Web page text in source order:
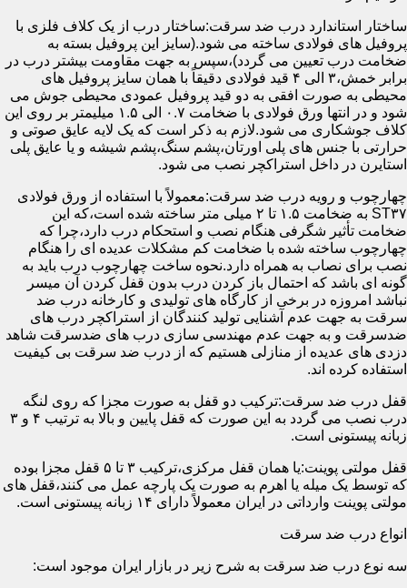
ساختار استاندارد درب ضد سرقت:ساختار درب از یک کلاف فلزی با
پروفیل های فولادی ساخته می شود.(سایز این پروفیل بسته به
ضخامت درب تعیین می گردد)،سپس به جهت مقاومت بیشتر درب در
برابر خمش،۳ الی ۴ قید فولادی دقیقاً با همان سایز پروفیل های
محیطی به صورت افقی به دو قید پروفیل عمودی محیطی جوش می
شود و در انتها ورق فولادی با ضخامت ۰.۷ الی ۱.۵ میلیمتر بر روی این
کلاف جوشکاری می شود.لازم به ذکر است که یک لایه عایق صوتی و
حرارتی با جنس های پلی اورتان،پشم سنگ،پشم شیشه و یا عایق پلی
استایرن در داخل استراکچر نصب می شود.
چهارچوب و رویه درب ضد سرقت:معمولاً با استفاده از ورق فولادی
ST۳۷ به ضخامت ۱.۵ تا ۲ میلی متر ساخته شده است،که این
ضخامت تأثیر شگرفی هنگام نصب و استحکام درب دارد،چرا که
چهارچوب ساخته شده با ضخامت کم مشکلات عدیده ای را هنگام
نصب برای نصاب به همراه دارد.نحوه ساخت چهارچوب درب باید به
گونه ای باشد که احتمال باز کردن درب بدون قفل کردن آن میسر
نباشد امروزه در برخی از کارگاه های تولیدی و کارخانه درب ضد
سرقت به جهت عدم آشنایی تولید کنندگان از استراکچر درب های
ضدسرقت و به جهت عدم مهندسی سازی درب های ضدسرقت شاهد
دزدی های عدیده از منازلی هستیم که از درب ضد سرقت بی کیفیت
استفاده کرده اند.
قفل درب ضد سرقت:ترکیب دو قفل به صورت مجزا که روی لنگه
درب نصب می گردد به این صورت که قفل پایین و بالا به ترتیب ۴ و ۳
زبانه پیستونی است.
قفل مولتی پوینت:یا همان قفل مرکزی،ترکیب ۳ تا ۵ قفل مجزا بوده
که توسط یک میله یا اهرم به صورت یک پارچه عمل می کنند،قفل های
مولتی پوینت وارداتی در ایران معمولاً دارای ۱۴ زبانه پیستونی است.
انواع درب ضد سرقت
سه نوع درب ضد سرقت به شرح زیر در بازار ایران موجود است: